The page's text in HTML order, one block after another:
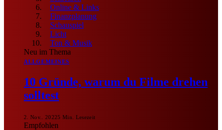
Online & Links
Finanzplanung
Schauspiel
Licht
Ton & Musik
Neu im Thema
ALLGEMEINES
10 Gründe, warum du Filme drehen
solltest
2. Nov.. 20225 Min. Lesezeit
Empfohlen